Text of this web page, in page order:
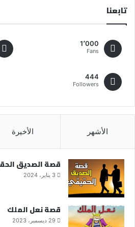
تابعنا
1٬000
Fans
444
Followers
الأشهر الأخيرة
قصة الصديق
3 يناير، 2024
قصة نعل الملك
29 ديسمبر، 2023